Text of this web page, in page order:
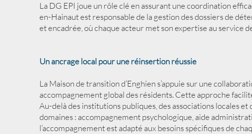
La DG EPI joue un rôle clé en assurant une coordination
en-Hainaut est responsable de la gestion des dossiers de
et encadrée, où chaque acteur met son expertise au service
Un ancrage local pour une réinsertion réussie
La Maison de transition d’Enghien s’appuie sur une
accompagnement global des résidents. Cette approche
Au-delà des institutions publiques, des associations locales
domaines : accompagnement psychologique, aide
l’accompagnement est adapté aux besoins spécifiques de